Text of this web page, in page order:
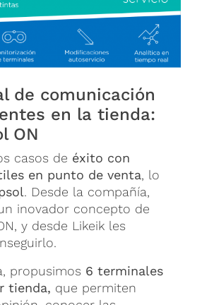
de comunicación
en la tienda:
ON
casos de éxito con
en punto de venta, lo
. Desde la compañía,
inovador concepto de
y desde Likeik les
propusimos 6 terminales
tienda, que permiten